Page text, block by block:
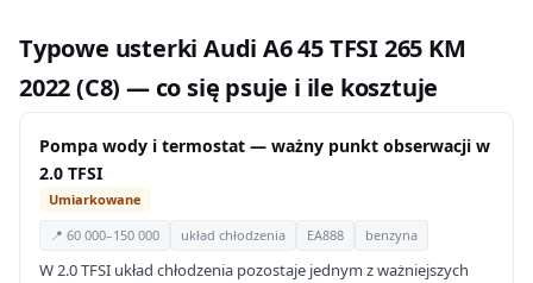
Typowe usterki Audi A6 45 TFSI 265 KM
2022 (C8) — co się psuje i ile kosztuje
Pompa wody i termostat — ważny punkt obserwacji w
2.0 TFSI
Umiarkowane
📍 60 000–150 000
układ chłodzenia EA888 benzyna
W 2.0 TFSI układ chłodzenia pozostaje jednym z ważniejszych